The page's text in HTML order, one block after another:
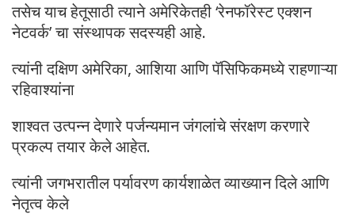
तसेच याच हेतूसाठी त्याने अमेरिकेतही ‘रेनफॉरेस्ट एक्शन
नेटवर्क’ चा संस्थापक सदस्यही आहे.
त्यांनी दक्षिण अमेरिका, आशिया आणि पॅसिफिकमध्ये राहणाऱ्या
रहिवाश्यांना
शाश्वत उत्पन्न देणारे पर्जन्यमान जंगलांचे संरक्षण करणारे
प्रकल्प तयार केले आहेत.
त्यांनी जगभरातील पर्यावरण कार्यशाळेत व्याख्यान दिले आणि
नेतृत्व केले